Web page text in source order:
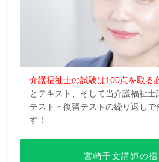
介護福祉士の試験は100点を取る
とテキスト、そして当介護福祉
テスト・復習テストの繰り返しで
す！
宮崎千文講師の